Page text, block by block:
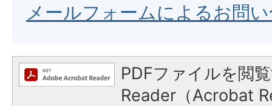
メールフォームによるお問
PDFファイルを閲
Reader（Acrobat